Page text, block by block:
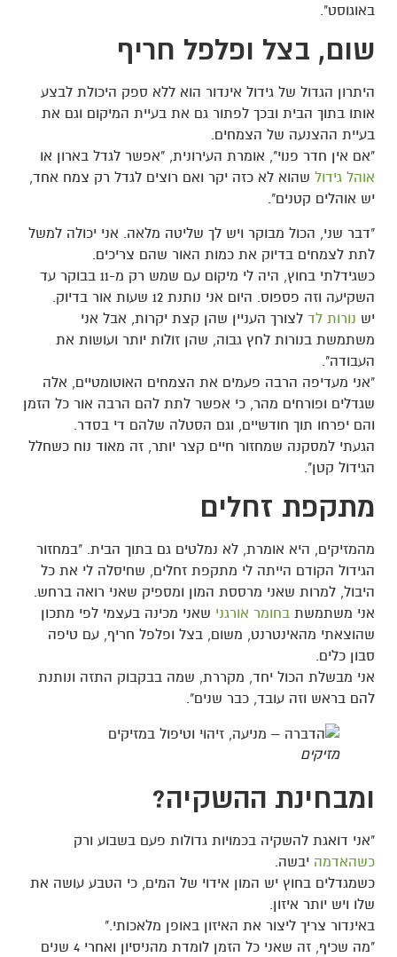
באוגוסט".
שום, בצל ופלפל חריף
היתרון הגדול של גידול אינדור הוא ללא ספק היכולת לבצע
אותו בתוך הבית ובכך לפתור גם את בעיית המיקום וגם את
בעיית ההצנעה של הצמחים.
"אם אין חדר פנוי", אומרת העירונית, "אפשר לגדל בארון או
אוהל גידול שהוא לא כזה יקר ואם רוצים לגדל רק צמח אחד,
יש אוהלים קטנים".
"דבר שני, הכול מבוקר ויש לך שליטה מלאה. אני יכולה למשל
לתת לצמחים בדיוק את כמות האור שהם צריכים.
כשגידלתי בחוץ, היה לי מיקום עם שמש רק מ-11 בבוקר עד
השקיעה וזה פספוס. היום אני נותנת 12 שעות אור בדיוק.
יש נורות לד לצורך העניין שהן קצת יקרות, אבל אני
משתמשת בנורות לחץ גבוה, שהן זולות יותר ועושות את
העבודה".
"אני מעדיפה הרבה פעמים את הצמחים האוטומטיים, אלה
שגדלים ופורחים מהר, כי אפשר לתת להם הרבה אור כל הזמן
והם יפרחו תוך חודשיים, וגם הסטלה שלהם די בסדר.
הגעתי למסקנה שמחזור חיים קצר יותר, זה מאוד נוח כשחלל
הגידול קטן".
מתקפת זחלים
מהמזיקים, היא אומרת, לא נמלטים גם בתוך הבית. "במחזור
הגידול הקודם הייתה לי מתקפת זחלים, שחיסלה לי את כל
היבול, למרות שאני מרססת המון ומספיק שאני רואה ברחש.
אני משתמשת בחומר אורגני שאני מכינה בעצמי לפי מתכון
שהוצאתי מהאינטרנט, משום, בצל ופלפל חריף, עם טיפה
סבון כלים.
אני מבשלת הכול יחד, מקררת, שמה בבקבוק התזה ונותנת
להם בראש וזה עובד, כבר שנים".
מזיקים
ומבחינת ההשקיה?
"אני דואגת להשקיה בכמויות גדולות פעם בשבוע ורק
כשהאדמה יבשה.
כשמגדלים בחוץ יש המון אידוי של המים, כי הטבע עושה את
שלו ויש יותר איזון.
באינדור צריך ליצור את האיזון באופן מלאכותי."
"מה שכיף, זה שאני כל הזמן לומדת מהניסיון ואחרי 4 שנים